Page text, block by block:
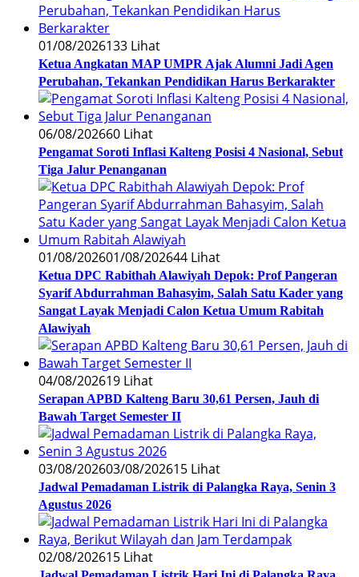
01/08/2026133 Lihat
Ketua Angkatan MAP UMPR Ajak Alumni Jadi Agen
Perubahan, Tekankan Pendidikan Harus Berkarakter
06/08/202660 Lihat
Pengamat Soroti Inflasi Kalteng Posisi 4 Nasional, Sebut
Tiga Jalur Penanganan
01/08/202601/08/202644 Lihat
Ketua DPC Rabithah Alawiyah Depok: Prof Pangeran
Syarif Abdurrahman Bahasyim, Salah Satu Kader yang
Sangat Layak Menjadi Calon Ketua Umum Rabitah
Alawiyah
04/08/202619 Lihat
Serapan APBD Kalteng Baru 30,61 Persen, Jauh di
Bawah Target Semester II
03/08/202603/08/202615 Lihat
Jadwal Pemadaman Listrik di Palangka Raya, Senin 3
Agustus 2026
02/08/202615 Lihat